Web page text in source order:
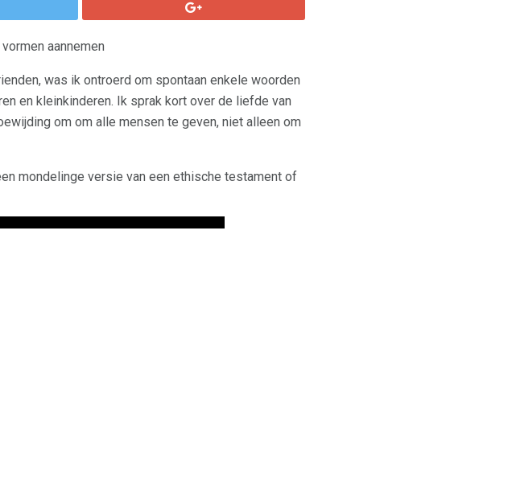
aannemen
was ik ontroerd om spontaan enkele woorden
en kleinkinderen. Ik sprak kort over de liefde van
om om alle mensen te geven, niet alleen om
mondelinge versie van een ethische testament of